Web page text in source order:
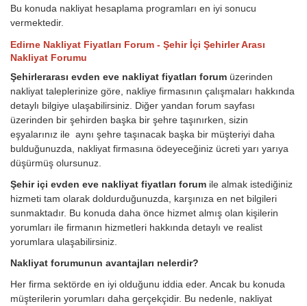
Bu konuda nakliyat hesaplama programları en iyi sonucu
vermektedir.
Edirne Nakliyat Fiyatları Forum - Şehir İçi Şehirler Arası
Nakliyat Forumu
Şehirlerarası evden eve nakliyat fiyatları forum üzerinden
nakliyat taleplerinize göre, nakliye firmasının çalışmaları hakkında
detaylı bilgiye ulaşabilirsiniz. Diğer yandan forum sayfası
üzerinden bir şehirden başka bir şehre taşınırken, sizin
eşyalarınız ile aynı şehre taşınacak başka bir müşteriyi daha
bulduğunuzda, nakliyat firmasına ödeyeceğiniz ücreti yarı yarıya
düşürmüş olursunuz.
Şehir içi evden eve nakliyat fiyatları forum ile almak istediğiniz
hizmeti tam olarak doldurduğunuzda, karşınıza en net bilgileri
sunmaktadır. Bu konuda daha önce hizmet almış olan kişilerin
yorumları ile firmanın hizmetleri hakkında detaylı ve realist
yorumlara ulaşabilirsiniz.
Nakliyat forumunun avantajları nelerdir?
Her firma sektörde en iyi olduğunu iddia eder. Ancak bu konuda
müşterilerin yorumları daha gerçekçidir. Bu nedenle, nakliyat